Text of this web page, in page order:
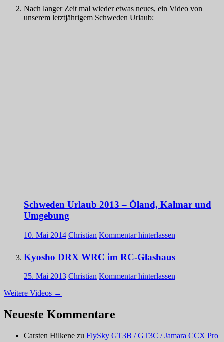
Nach langer Zeit mal wieder etwas neues, ein Video von
unserem letztjährigem Schweden Urlaub:
Schweden Urlaub 2013 – Öland, Kalmar und
Umgebung
10. Mai 2014 Christian Kommentar hinterlassen
Kyosho DRX WRC im RC-Glashaus
25. Mai 2013 Christian Kommentar hinterlassen
Weitere Videos →
Neueste Kommentare
Carsten Hilkene zu FlySky GT3B / GT3C / Jamara CCX Pro